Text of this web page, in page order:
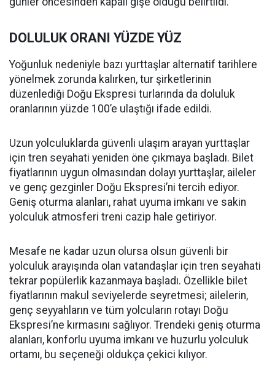
DOLULUK ORANI YÜZDE YÜZ
Yoğunluk nedeniyle bazı yurttaşlar alternatif tarihlere
yönelmek zorunda kalırken, tur şirketlerinin
düzenlediği Doğu Ekspresi turlarında da doluluk
oranlarının yüzde 100’e ulaştığı ifade edildi.
Uzun yolculuklarda güvenli ulaşım arayan yurttaşlar
için tren seyahati yeniden öne çıkmaya başladı. Bilet
fiyatlarının uygun olmasından dolayı yurttaşlar, aileler
ve genç gezginler Doğu Ekspresi’ni tercih ediyor.
Geniş oturma alanları, rahat uyuma imkanı ve sakin
yolculuk atmosferi treni cazip hale getiriyor.
Mesafe ne kadar uzun olursa olsun güvenli bir
yolculuk arayışında olan vatandaşlar için tren seyahati
tekrar popülerlik kazanmaya başladı. Özellikle bilet
fiyatlarının makul seviyelerde seyretmesi; ailelerin,
genç seyyahların ve tüm yolcuların rotayı Doğu
Ekspresi’ne kırmasını sağlıyor. Trendeki geniş oturma
alanları, konforlu uyuma imkanı ve huzurlu yolculuk
ortamı, bu seçeneği oldukça çekici kılıyor.